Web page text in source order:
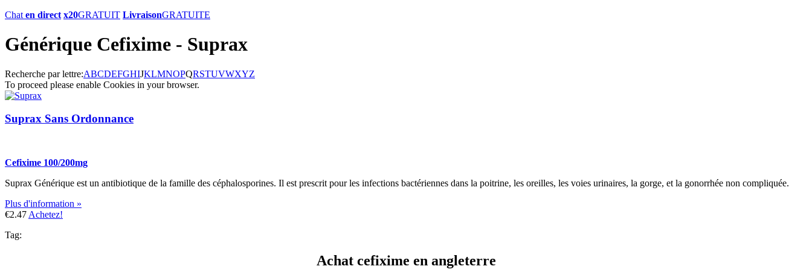
Chat en direct x20GRATUIT LivraisonGRATUITE
Générique Cefixime - Suprax
Recherche par lettre:ABCDEFGHIJKLMNOPQRSTUVWXYZ
To proceed please enable Cookies in your browser.
Suprax Sans Ordonnance
Cefixime 100/200mg
Suprax Générique est un antibiotique de la famille des céphalosporines. Il est prescrit pour les infections bactériennes dans la poitrine, les oreilles, les voies urinaires, la gorge, et la gonorrhée non compliquée.
Plus d'information »
€2.47 Achetez!
Tag:
Achat cefixime en angleterre